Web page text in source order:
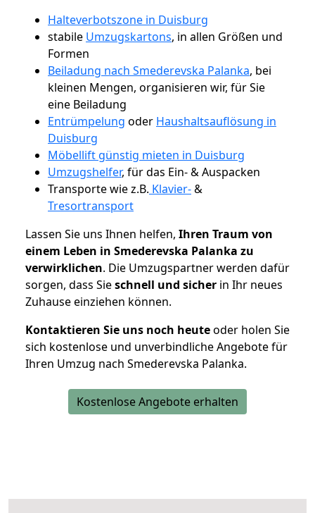
Halteverbotszone in Duisburg
stabile Umzugskartons, in allen Größen und
Formen
Beiladung nach Smederevska Palanka, bei
kleinen Mengen, organisieren wir, für Sie
eine Beiladung
Entrümpelung oder Haushaltsauflösung in
Duisburg
Möbellift günstig mieten in Duisburg
Umzugshelfer, für das Ein- & Auspacken
Transporte wie z.B. Klavier-&
Tresortransport
Lassen Sie uns Ihnen helfen, Ihren Traum von
einem Leben in Smederevska Palanka zu
verwirklichen. Die Umzugspartner werden dafür
sorgen, dass Sieschnell und sicher in Ihr neues
Zuhause einziehen können.
Kontaktieren Sie uns noch heuteoder holen Sie
sich kostenlose und unverbindliche Angebote für
Ihren Umzug nach Smederevska Palanka.
Kostenlose Angebote erhalten